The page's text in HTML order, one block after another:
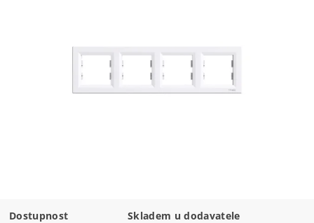
Dostupnost Skladem u dodavatele